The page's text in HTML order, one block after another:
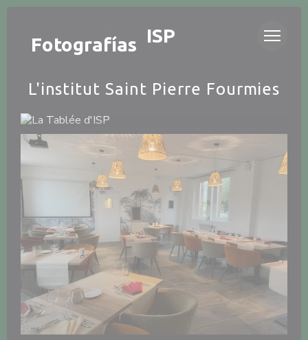
LA TABLÉE D'ISP
Fotografías
L'institut Saint Pierre Fourmies